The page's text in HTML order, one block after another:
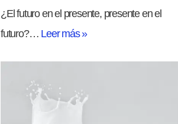
¿El futuro en el presente, presente en el
futuro?… Leer más »